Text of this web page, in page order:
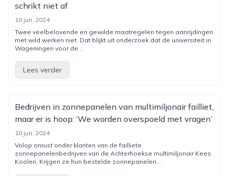
schrikt niet af
10 jun. 2024
Twee veelbelovende en gewilde maatregelen tegen aanrijdingen
met wild werken niet. Dat blijkt uit onderzoek dat de universiteit in
Wageningen voor de...
Lees verder
Bedrijven in zonnepanelen van multimiljonair failliet,
maar er is hoop: ‘We worden overspoeld met vragen’
10 jun. 2024
Volop onrust onder klanten van de failliete
zonnepanelenbedrijven van de Achterhoekse multimiljonair Kees
Koolen. Krijgen ze hun bestelde zonnepanelen...